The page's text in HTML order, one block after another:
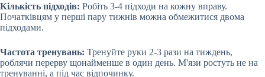
Кількість підходів: Робіть 3-4 підходи на кожну вправу.
Початківцям у перші пару тижнів можна обмежитися двома
підходами.
Частота тренувань: Тренуйте руки 2-3 рази на тиждень,
роблячи перерву щонайменше в один день. М'язи ростуть не на
тренуванні, а під час відпочинку.